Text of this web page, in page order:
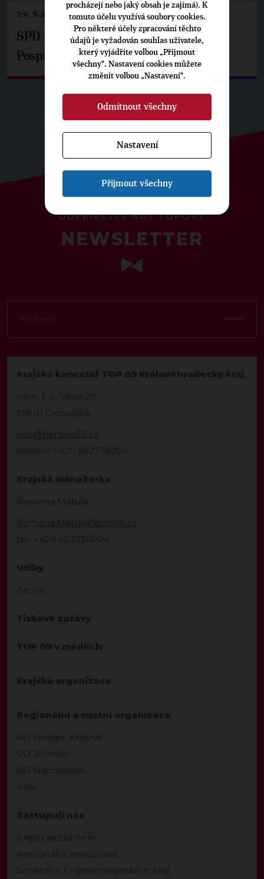
29.7.2026
SPD už není ve zprávě o extremismu.
Pospíšil: Je tu pachuť
ODEBÍREJTE NÁŠ TOPOVÝ
NEWSLETTER
Krajská kancelář TOP 09 Královéhradecký kraj
nám. F. L. Věka 29
518 01 Dobruška
info@hkr.top09.cz
telefon: +420 602738004
Krajská manažerka
Romana Matula
Romana.Matula@top09.cz
tel.: +420 602738004
Volby
Archiv
Tiskové zprávy
TOP 09 v médiích
Krajská organizace
Regionální a místní organizace
RO Hradec Králové
RO Jičínsko
RO Náchodsko
další
Zastupují nás
Krajští zastupitelé
Komunální zastupitelé
Senátoři v Královéhradeckém kraji
procházejí nebo jaký obsah je zajímá). K
tomuto účelu využívá soubory cookies.
Pro některé účely zpracování těchto
údajů je vyžadován souhlas uživatele,
který vyjádříte volbou „Přijmout
všechny“. Nastavení cookies můžete
změnit volbou „Nastavení“.
Odmítnout všechny
Nastavení
Přijmout všechny